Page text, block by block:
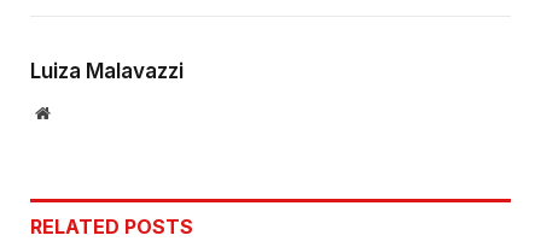
Luiza Malavazzi
Website
RELATED POSTS